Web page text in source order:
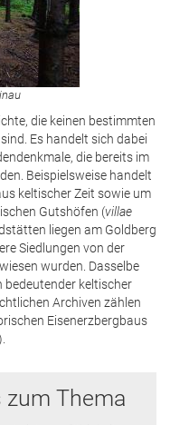
die keinen bestimmten
Es handelt sich dabei
die bereits im
Beispielsweise handelt
keltischer Zeit sowie um
Gutshöfen (villae
liegen am Goldberg
Siedlungen von der
wurden. Dasselbe
bedeutender keltischer
Archiven zählen
Eisenerzbergbaus
zum Thema